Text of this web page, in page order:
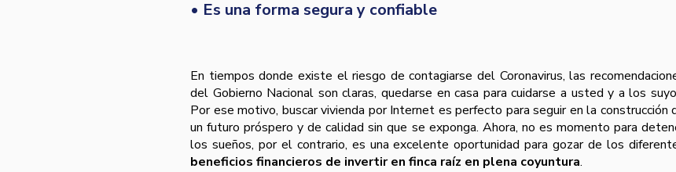
• Es una forma segura y confiable
En tiempos donde existe el riesgo de contagiarse del Coronavirus, las
del Gobierno Nacional son claras, quedarse en casa para cuidarse a usted y a los
Por ese motivo, buscar vivienda por Internet es perfecto para seguir en la construcción
un futuro próspero y de calidad sin que se exponga. Ahora, no es momento para
los sueños, por el contrario, es una excelente oportunidad para gozar de los
beneficios financieros de invertir en finca raíz en plena coyuntura.